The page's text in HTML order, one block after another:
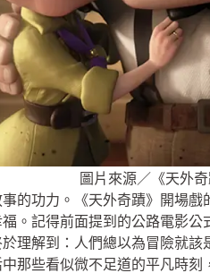
圖片來源／《天外
的功力。《天外奇蹟》開場
。記得前面提到的公路電影
理解到：人們總以為冒險就
那些看似微不足道的平凡時刻